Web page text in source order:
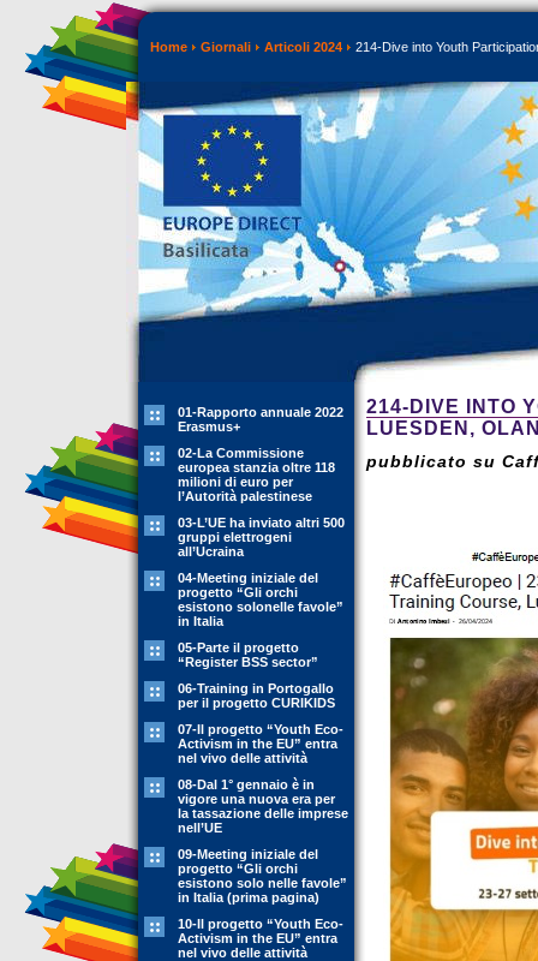
Home Giornali Articoli 2024 214-Dive into Youth
01-Rapporto annuale 2022
Erasmus+
02-La Commissione
europea stanzia oltre 118
milioni di euro per
l’Autorità palestinese
03-L’UE ha inviato altri 500
gruppi elettrogeni
all’Ucraina
04-Meeting iniziale del
progetto “Gli orchi
esistono solonelle favole”
in Italia
05-Parte il progetto
“Register BSS sector”
06-Training in Portogallo
per il progetto CURIKIDS
07-Il progetto “Youth Eco-
Activism in the EU” entra
nel vivo delle attività
08-Dal 1° gennaio è in
vigore una nuova era per
la tassazione delle imprese
nell’UE
09-Meeting iniziale del
progetto “Gli orchi
esistono solo nelle favole”
in Italia (prima pagina)
10-Il progetto “Youth Eco-
Activism in the EU” entra
nel vivo delle attività
214-DIVE INTO
LUESDEN,
pubblicato su